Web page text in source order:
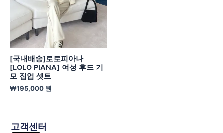
[국내배송]로로피아나
[LOLO PIANA] 여성 후드 기
모 집업 셋트
₩195,000 원
고객센터